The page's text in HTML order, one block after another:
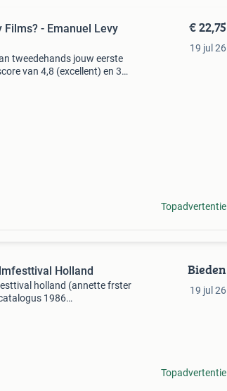
Films? - Emanuel Levy
tweedehands jouw eerste
van 4,8 (excellent) en 30
€ 22,75
19 jul 26
Topadvertentie
Holland
holland (annette frster
1986
Bieden
19 jul 26
Topadvertentie